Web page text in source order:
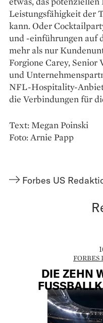
Leistungsfähigkeit der
kann. Oder
und -einführungen auf
mehr als nur
Forgione Carey,
und
NFL-Hospitality-
die Verbindungen für
Text: Megan Poinski
Foto: Arnie Papp
Forbes US
DIE ZEHN